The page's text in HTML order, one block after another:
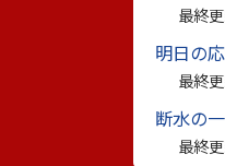
最終
明日の
最終
断水の
最終
P1 表
P2-9